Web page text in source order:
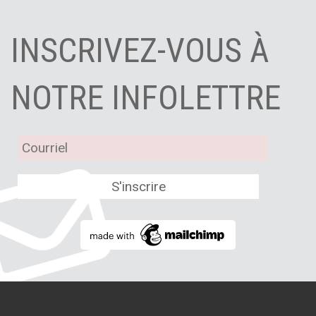
INSCRIVEZ-VOUS À
NOTRE INFOLETTRE